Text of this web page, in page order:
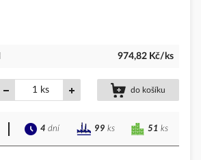
974,82 Kč/ks
ks do košíku
51 ks
4 dní 99 ks